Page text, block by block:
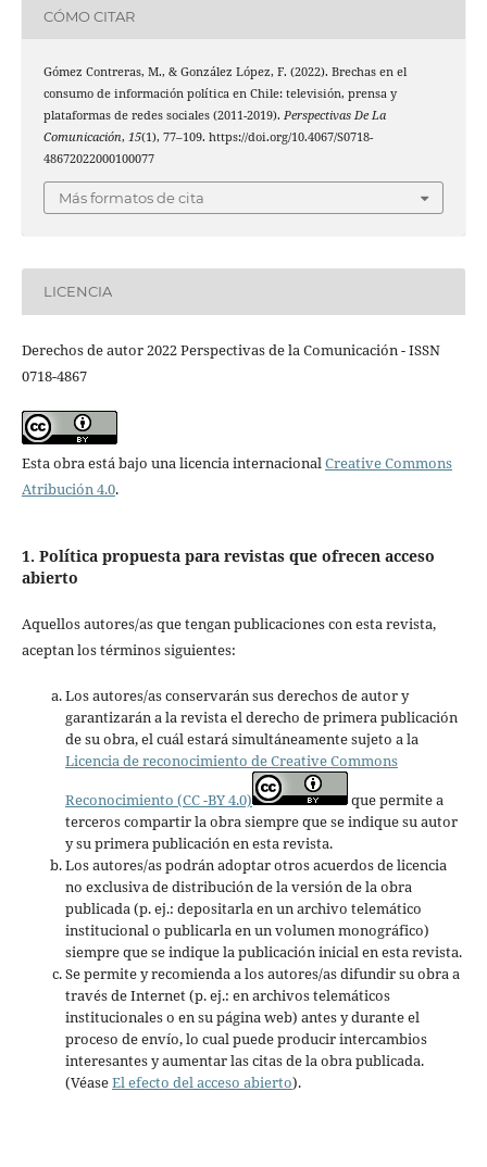
CÓMO CITAR
Gómez Contreras, M., & González López, F. (2022). Brechas en el
consumo de información política en Chile: televisión, prensa y
plataformas de redes sociales (2011-2019). Perspectivas De La
Comunicación, 15(1), 77–109. https://doi.org/10.4067/S0718-
48672022000100077
Más formatos de cita
LICENCIA
Derechos de autor 2022 Perspectivas de la Comunicación - ISSN
0718-4867
Esta obra está bajo una licencia internacionalCreative Commons
Atribución 4.0.
1. Política propuesta para revistas que ofrecen acceso
abierto
Aquellos autores/as que tengan publicaciones con esta revista,
aceptan los términos siguientes:
Los autores/as conservarán sus derechos de autor y
garantizarán a la revista el derecho de primera publicación
de su obra, el cuál estará simultáneamente sujeto a la
Licencia de reconocimiento de Creative Commons
Reconocimiento (CC -BY 4.0)
que permite a
terceros compartir la obra siempre que se indique su autor
y su primera publicación en esta revista.
Los autores/as podrán adoptar otros acuerdos de licencia
no exclusiva de distribución de la versión de la obra
publicada (p. ej.: depositarla en un archivo telemático
institucional o publicarla en un volumen monográfico)
siempre que se indique la publicación inicial en esta revista.
Se permite y recomienda a los autores/as difundir su obra a
través de Internet (p. ej.: en archivos telemáticos
institucionales o en su página web) antes y durante el
proceso de envío, lo cual puede producir intercambios
interesantes y aumentar las citas de la obra publicada.
(VéaseEl efecto del acceso abierto).